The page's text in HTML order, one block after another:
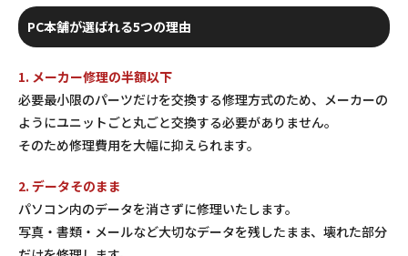
PC本舗が選ばれる5つの理由
1. メーカー修理の半額以下
必要最小限のパーツだけを交換する修理方式のため、メーカーの
ようにユニットごと丸ごと交換する必要がありません。
そのため修理費用を大幅に抑えられます。
2. データそのまま
パソコン内のデータを消さずに修理いたします。
写真・書類・メールなど大切なデータを残したまま、壊れた部分